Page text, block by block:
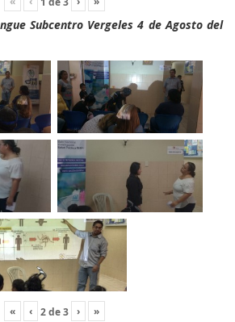
Subcentro Vergeles 4 de Agosto del
« ‹ 2de3 › »